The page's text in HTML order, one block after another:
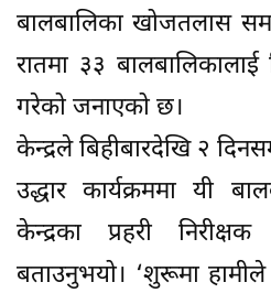
बालबालिका खोजतलास
रातमा ३३ बालबालिकालाई
गरेको जनाएको छ।
केन्द्रले बिहीबारदेखि २
उद्धार कार्यक्रममा यी
केन्द्रका प्रहरी
बताउनुभयो। ‘शुरूमा